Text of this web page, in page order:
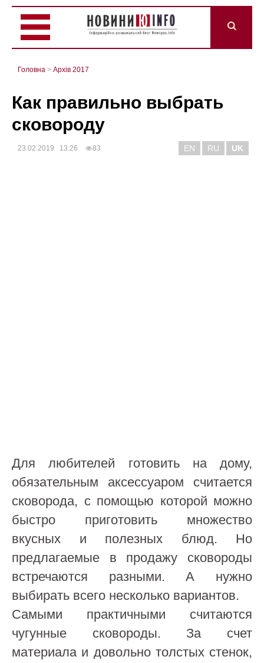
Головна > Архів 2017
Как правильно выбрать
сковороду
23.02.2019 13:26 83 EN RU UK
Для любителей готовить на дому,
обязательным аксессуаром считается
сковорода, с помощью которой можно
быстро приготовить множество
вкусных и полезных блюд. Но
предлагаемые в продажу сковороды
встречаются разными. А нужно
выбирать всего несколько вариантов.
Самыми практичными считаются
чугунные сковороды. За счет
материала и довольно толстых стенок,